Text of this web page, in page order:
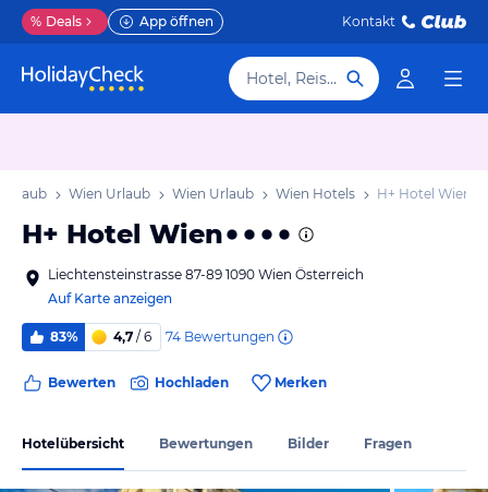
% Deals App öffnen Kontakt
Hotel, Reiseziel
Wien Urlaub Wien Urlaub Wien Hotels H+ Hotel Wien
H+ Hotel Wien
Liechtensteinstrasse 87-89 1090 Wien Österreich
Auf Karte anzeigen
83% 4,7 / 6 74 Bewertungen
Bewerten Hochladen Merken
Hotelübersicht Bewertungen Bilder Fragen